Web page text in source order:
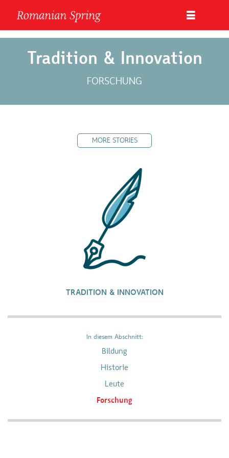
Tradition & Innovation
FORSCHUNG
MORE STORIES
TRADITION & INNOVATION
In diesem Abschnitt:
Bildung
Historie
Leute
Forschung